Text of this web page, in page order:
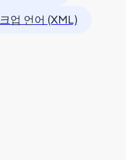
업 언어 (XML)